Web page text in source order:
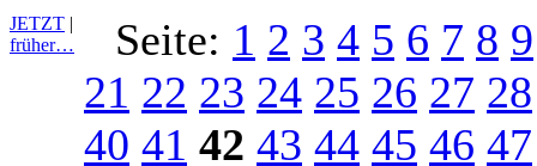
JETZT |
früher…
Seite: 1 2 3 4 5 6 7 8 9
21 22 23 24 25 26 27 28
40 41 42 43 44 45 46 47